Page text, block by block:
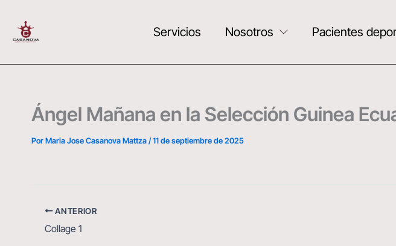
contenido
Servicios Nosotros Pacientes
Ángel Mañana en la Selección Guinea
PorMaria Jose Casanova Mattza/11 de septiembre de 2025
ANTERIOR
Collage 1